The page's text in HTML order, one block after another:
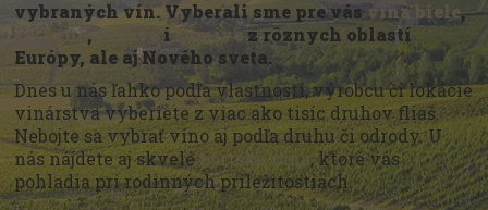
vybraných vín. Vyberali sme pre vásvína biele,
červené, išumivé z rôznych oblastí
Európy, ale aj Nového sveta.
Dnes u nás ľahko podľa vlastností, výrobcu či lokácie
vinárstva vyberiete z viac ako tisíc druhov fliaš.
Nebojte sa vybrať víno aj podľa druhu či odrody. U
nás nájdete aj skveléportské vína, ktoré vás
pohladia pri rodinných príležitostiach.